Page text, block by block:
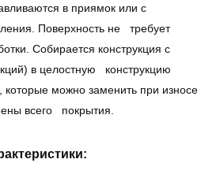
в приямок или с
Поверхность не требует
Собирается конструкция с
в целостную конструкцию
которые можно заменить при износе
всего покрытия.